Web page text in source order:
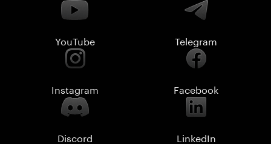
YouTube Telegram
Instagram Facebook
Discord LinkedIn